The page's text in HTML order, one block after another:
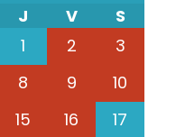
J V
S
1
2
3
8 9
10
15 16
17